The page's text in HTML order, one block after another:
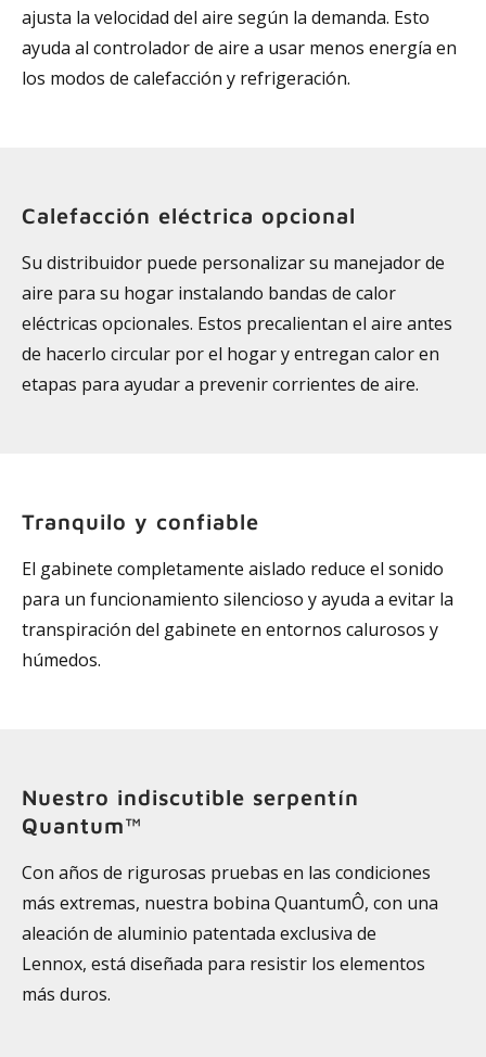
ajusta la velocidad del aire según la demanda. Esto
ayuda al controlador de aire a usar menos energía en
los modos de calefacción y refrigeración.
Calefacción eléctrica opcional
Su distribuidor puede personalizar su manejador de
aire para su hogar instalando bandas de calor
eléctricas opcionales. Estos precalientan el aire antes
de hacerlo circular por el hogar y entregan calor en
etapas para ayudar a prevenir corrientes de aire.
Tranquilo y confiable
El gabinete completamente aislado reduce el sonido
para un funcionamiento silencioso y ayuda a evitar la
transpiración del gabinete en entornos calurosos y
húmedos.
Nuestro indiscutible serpentín
Quantum™
Con años de rigurosas pruebas en las condiciones
más extremas, nuestra bobina QuantumÔ, con una
aleación de aluminio patentada exclusiva de
Lennox, está diseñada para resistir los elementos
más duros.